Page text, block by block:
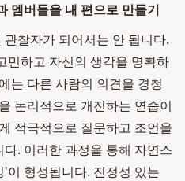
멤버들을 내 편으로 만들기
찰자가 되어서는 안 됩니다.
민하고 자신의 생각을 명확하
는 다른 사람의 의견을 경청
논리적으로 개진하는 연습이
적극적으로 질문하고 조언을
. 이러한 과정을 통해 자연스
이 형성됩니다. 진정성 있는